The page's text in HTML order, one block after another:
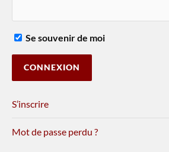
Se souvenir de moi
S’inscrire
Mot de passe perdu ?